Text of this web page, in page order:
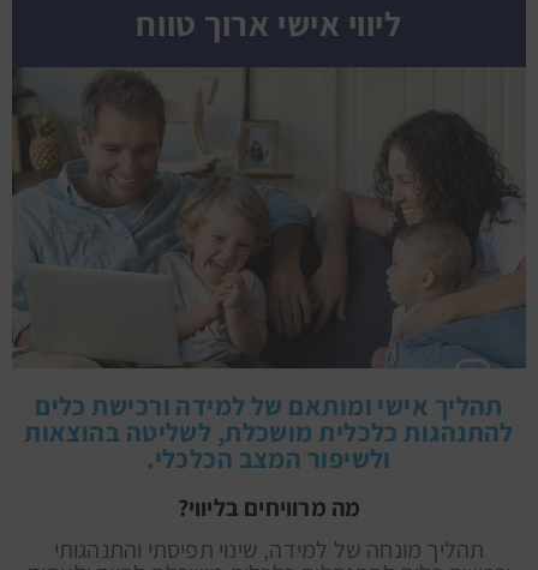
ליווי אישי ארוך טווח
תהליך אישי ומותאם של למידה ורכישת כלים
להתנהגות כלכלית מושכלת, לשליטה בהוצאות
ולשיפור המצב הכלכלי.
מה מרוויחים בליווי?
תהליך מונחה של למידה, שינוי תפיסתי והתנהגותי